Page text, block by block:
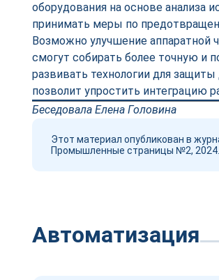
оборудования на основе анализа
принимать меры по
Возможно улучшение аппаратной
смогут собирать более точную и
развивать технологии для
позволит упростить интеграцию
Беседовала Елена Головина
Этот материал опубликован в
Промышленные страницы №2, 2024.
Автоматизация